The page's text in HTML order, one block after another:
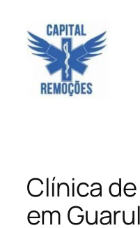
para
conteúdo
Clínica
em